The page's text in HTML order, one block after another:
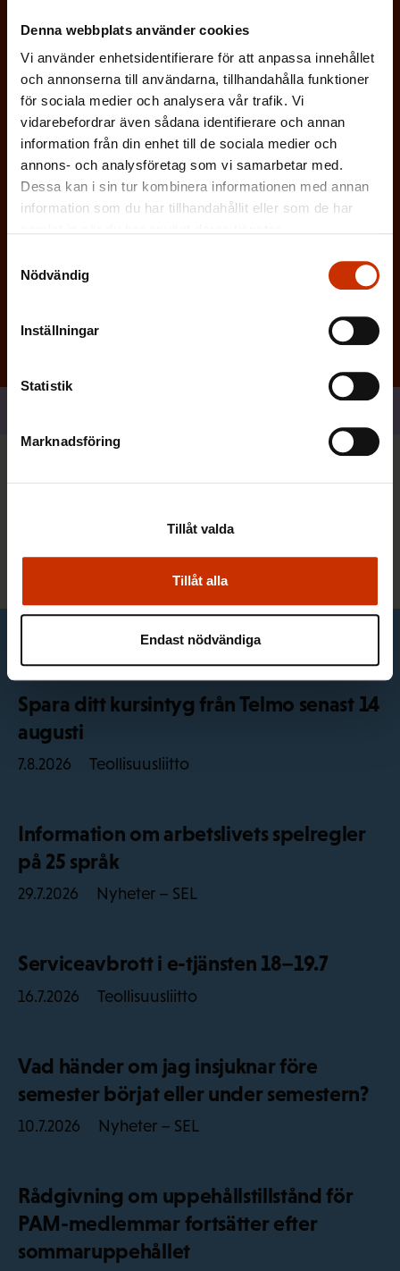
Denna webbplats använder cookies
Vi använder enhetsidentifierare för att anpassa innehållet
och annonserna till användarna, tillhandahålla funktioner
för sociala medier och analysera vår trafik. Vi
vidarebefordrar även sådana identifierare och annan
information från din enhet till de sociala medier och
annons- och analysföretag som vi samarbetar med.
Dessa kan i sin tur kombinera informationen med annan
information som du har tillhandahållit eller som de har
Nödvändig
Inställningar
Statistik
Marknadsföring
Tillåt alla
Tillåt valda
Endast nödvändiga
Prenumerera
Du kan också vara intresserad
Nyheter från fackförbunden
Spara ditt kursintyg från Telmo senast 14
augusti
7.8.2026 Teollisuusliitto
Information om arbetslivets spelregler
på 25 språk
29.7.2026 Nyheter – SEL
Serviceavbrott i e-tjänsten 18–19.7
16.7.2026 Teollisuusliitto
Vad händer om jag insjuknar före
semester börjat eller under semestern?
10.7.2026 Nyheter – SEL
Rådgivning om uppehållstillstånd för
PAM-medlemmar fortsätter efter
sommaruppehållet